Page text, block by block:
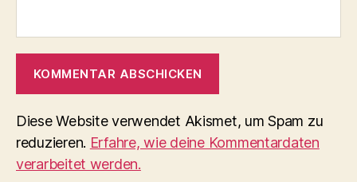
Diese Website verwendet Akismet, um Spam zu
reduzieren. Erfahre, wie deine Kommentardaten
verarbeitet werden.